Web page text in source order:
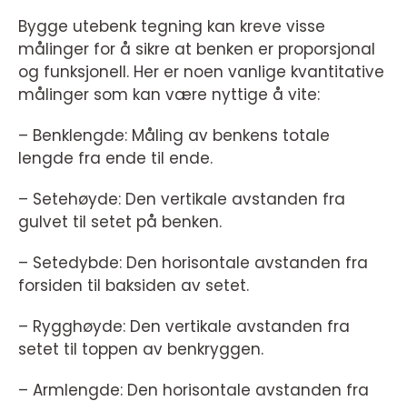
Bygge utebenk tegning kan kreve visse
målinger for å sikre at benken er proporsjonal
og funksjonell. Her er noen vanlige kvantitative
målinger som kan være nyttige å vite:
– Benklengde: Måling av benkens totale
lengde fra ende til ende.
– Setehøyde: Den vertikale avstanden fra
gulvet til setet på benken.
– Setedybde: Den horisontale avstanden fra
forsiden til baksiden av setet.
– Rygghøyde: Den vertikale avstanden fra
setet til toppen av benkryggen.
– Armlengde: Den horisontale avstanden fra